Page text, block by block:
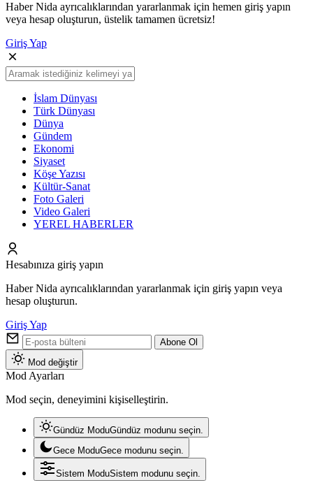
Haber Nida ayrıcalıklarından yararlanmak için hemen giriş yapın
veya hesap oluşturun, üstelik tamamen ücretsiz!
Giriş Yap
İslam Dünyası
Türk Dünyası
Dünya
Gündem
Ekonomi
Siyaset
Köşe Yazısı
Kültür-Sanat
Foto Galeri
Video Galeri
YEREL HABERLER
Hesabınıza giriş yapın
Haber Nida ayrıcalıklarından yararlanmak için giriş yapın veya
hesap oluşturun.
Giriş Yap
Abone Ol
Mod değiştir
Mod Ayarları
Mod seçin, deneyimini kişiselleştirin.
Gündüz ModuGündüz modunu seçin.
Gece ModuGece modunu seçin.
Sistem ModuSistem modunu seçin.